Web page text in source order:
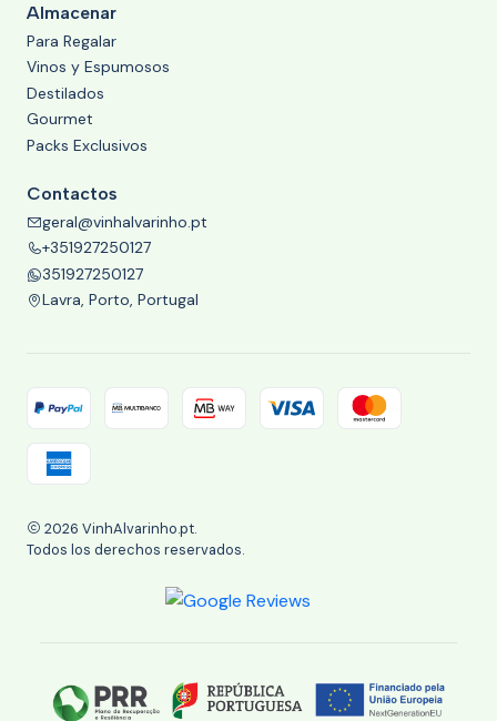
Almacenar
Para Regalar
Vinos y Espumosos
Destilados
Gourmet
Packs Exclusivos
Contactos
geral@vinhalvarinho.pt
+351927250127
351927250127
Lavra, Porto, Portugal
2026 VinhAlvarinho.pt.
Todos los derechos reservados.